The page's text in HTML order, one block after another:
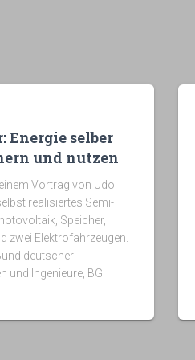
Energie selber
und nutzen
Vortrag von Udo
realisiertes Semi-
Speicher,
zwei Elektrofahrzeugen.
deutscher
und Ingenieure, BG